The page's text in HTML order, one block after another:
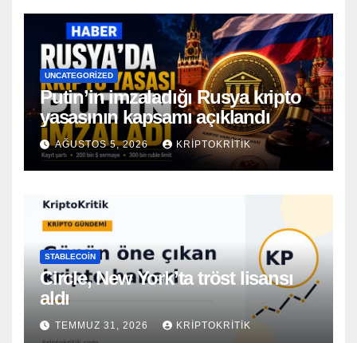
UNCATEGORIZED
Putin’in imzaladığı Rusya kripto
yasasının kapsamı açıklandı
AĞUSTOS 5, 2026 KRIPTOKRITIK
STABLECOIN
Circle, New York’ta tröst lisansı
aldı
TEMMUZ 31, 2026 KRIPTOKRITIK